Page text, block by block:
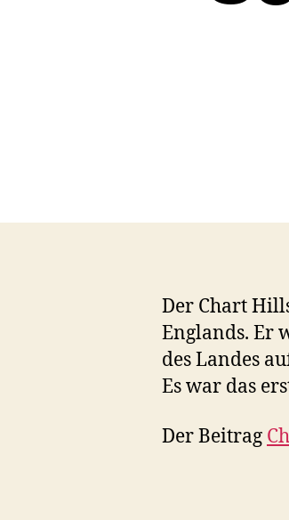
Der Chart
Englands. Er
des Landes
Es war das
Der Beitrag